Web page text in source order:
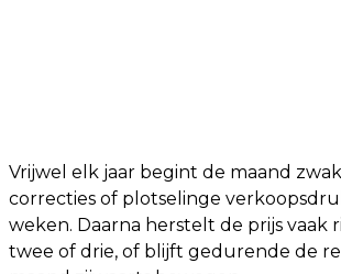
Vrijwel elk jaar begint de maand
correcties of plotselinge
weken. Daarna herstelt de prijs vaak
twee of drie, of blijft gedurende de